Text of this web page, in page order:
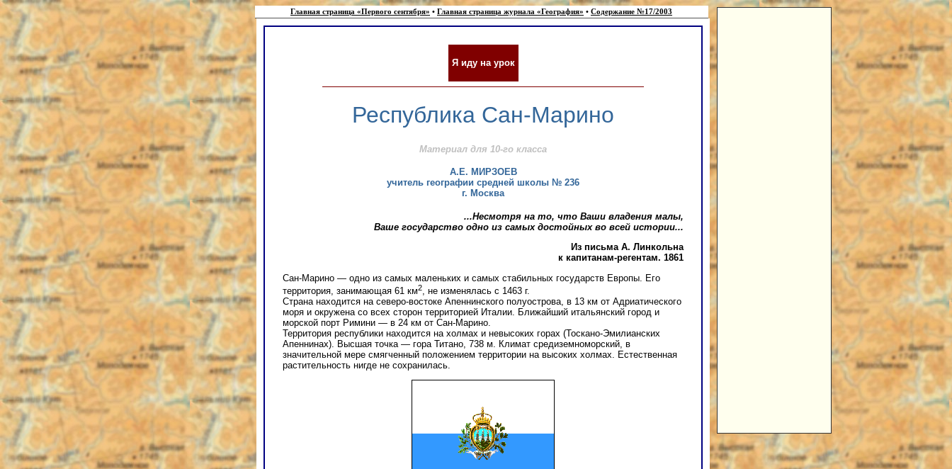
Главная страница «Первого сентября» • Главная страница журнала «География» • Содержание №17/2003
Я иду на урок
Республика Сан-Марино
Материал для 10-го класса
А.Е. МИРЗОЕВ
учитель географии средней школы № 236
г. Москва
...Несмотря на то, что Ваши владения малы,
Ваше государство одно из самых достойных во всей истории...
Из письма А. Линкольна
к капитанам-регентам. 1861
Сан-Марино — одно из самых маленьких и самых стабильных государств Европы. Его
территория, занимающая 61 км2, не изменялась с 1463 г.
Страна находится на северо-востоке Апеннинского полуострова, в 13 км от Адриатического
моря и окружена со всех сторон территорией Италии. Ближайший итальянский город и
морской порт Римини — в 24 км от Сан-Марино.
Территория республики находится на холмах и невысоких горах (Тоскано-Эмилианских
Апеннинах). Высшая точка — гора Титано, 738 м. Климат средиземноморский, в
значительной мере смягченный положением территории на высоких холмах. Естественная
растительность нигде не сохранилась.